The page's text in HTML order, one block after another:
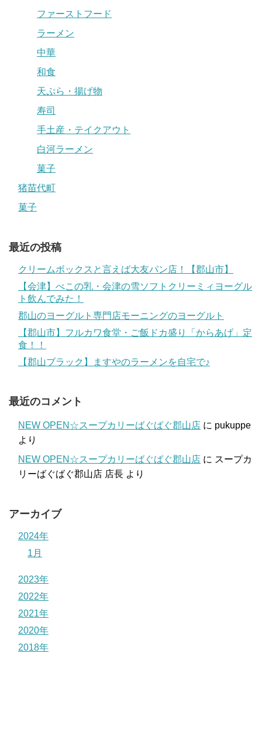
ファーストフード
ラーメン
中華
和食
天ぷら・揚げ物
寿司
手土産・テイクアウト
白河ラーメン
菓子
猪苗代町
菓子
最近の投稿
クリームボックスと言えば大友パン店！【郡山市】
【会津】べこの乳・会津の雪ソフトクリーミィヨーグル
ト飲んでみた！
郡山のヨーグルト専門店モーニングのヨーグルト
【郡山市】フルカワ食堂・ご飯ドカ盛り「からあげ」定
食！！
【郡山ブラック】ますやのラーメンを自宅で♪
最近のコメント
NEW OPEN☆スープカリーばぐばぐ郡山店 に pukuppe
より
NEW OPEN☆スープカリーばぐばぐ郡山店 に スープカ
リーばぐばぐ郡山店 店長 より
アーカイブ
2024年
1月
2023年
2022年
2021年
2020年
2018年